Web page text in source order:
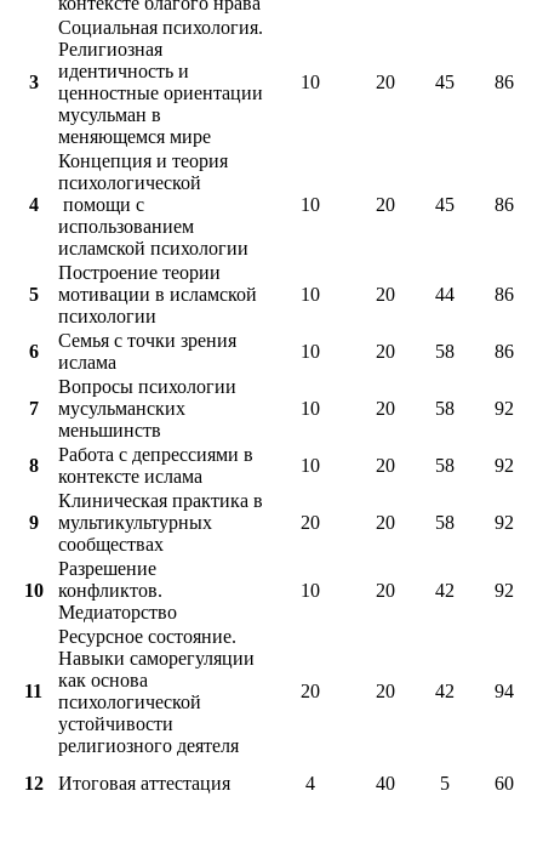
3
Социальная психология.
Религиозная
идентичность и
ценностные ориентации
мусульман в
меняющемся мире
10 20 45 86
4
Концепция и теория
психологической
помощи с
использованием
исламской психологии
10 20 45 86
5
Построение теории
мотивации в исламской
психологии
10 20 44 86
6
Семья с точки зрения
ислама
10 20 58 86
7
Вопросы психологии
мусульманских
меньшинств
10 20 58 92
8
Работа с депрессиями в
контексте ислама
10 20 58 92
9
Клиническая практика в
мультикультурных
сообществах
20 20 58 92
10
Разрешение
конфликтов.
Медиаторство
10 20 42 92
11
Ресурсное состояние.
Навыки саморегуляции
как основа
психологической
устойчивости
религиозного деятеля
20 20 42 94
12 Итоговая аттестация 4 40 5 60